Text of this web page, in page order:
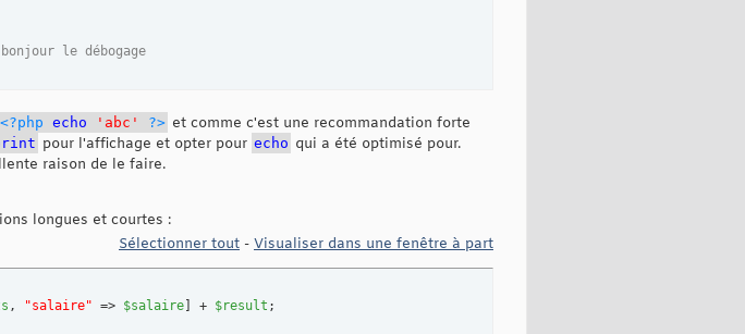
le débogage
<?php echo 'abc' ?> et comme c'est une recommandation forte
pour l'affichage et opter pour echo qui a été optimisé pour.
raison de le faire.
longues et courtes :
Sélectionner tout - Visualiser dans une fenêtre à part
, "salaire" => $salaire + $result ;